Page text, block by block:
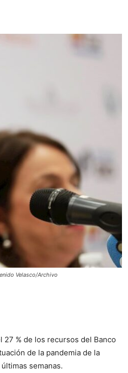
Velasco/Archivo
27 % de los recursos del Banco
de la pandemia de la
semanas.